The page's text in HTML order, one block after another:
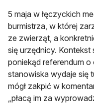
5 maja w łęczyckich
burmistrza, w której
ze zwierząt, a
się urzędnicy.
poniekąd referendum o
stanowiska wydaje się
mógł zakpić w
„płacą im za